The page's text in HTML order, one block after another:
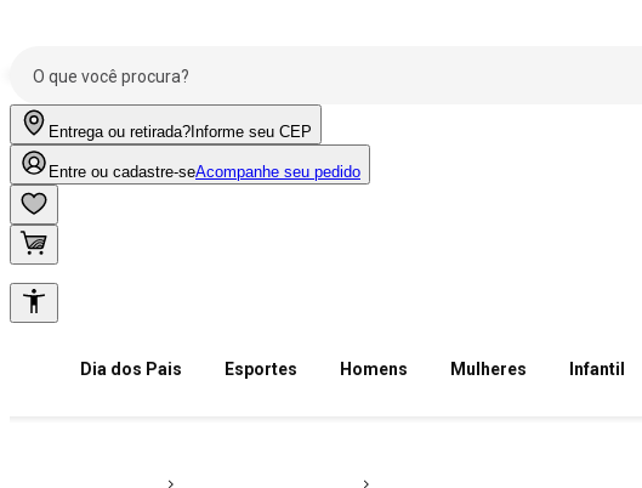
Entrega ou retirada? Informe seu CEP
Entre ou cadastre-seAcompanhe seu pedido
Dia dos Pais Esportes Homens Mulheres Infantil